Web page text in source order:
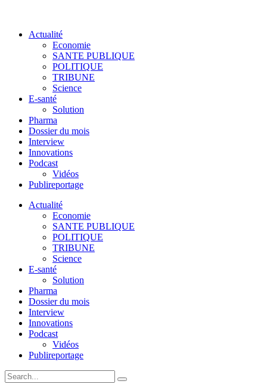
Actualité
Economie
SANTE PUBLIQUE
POLITIQUE
TRIBUNE
Science
E-santé
Solution
Pharma
Dossier du mois
Interview
Innovations
Podcast
Vidéos
Publireportage
Actualité
Economie
SANTE PUBLIQUE
POLITIQUE
TRIBUNE
Science
E-santé
Solution
Pharma
Dossier du mois
Interview
Innovations
Podcast
Vidéos
Publireportage